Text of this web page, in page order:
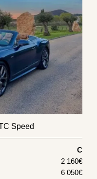
Speed
С
2 160€
6 050€